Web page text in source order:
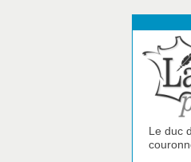
Le duc